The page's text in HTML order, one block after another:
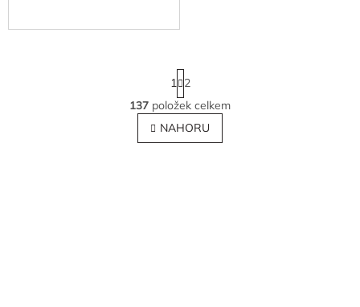
O
v
l
S
t
r
á
n
k
1 2
137 položek celkem
NAHORU